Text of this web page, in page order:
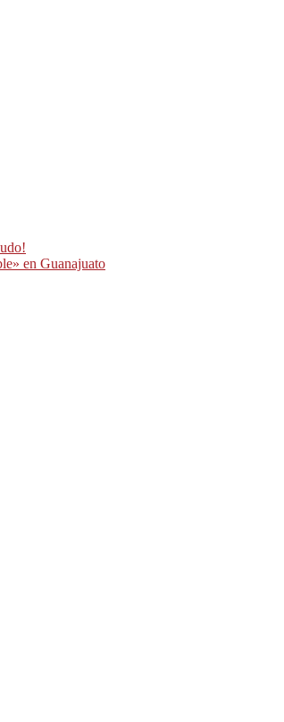
en Guanajuato